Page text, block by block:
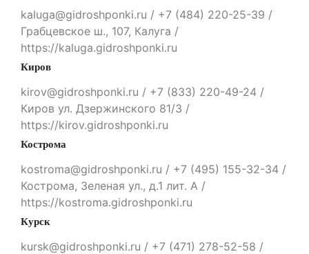
kaluga@gidroshponki.ru / +7 (484) 220-25-39 /
Грабцевское ш., 107, Калуга /
https://kaluga.gidroshponki.ru
Киров
kirov@gidroshponki.ru / +7 (833) 220-49-24 /
Киров ул. Дзержинского 81/3 /
https://kirov.gidroshponki.ru
Кострома
kostroma@gidroshponki.ru / +7 (495) 155-32-34 /
Кострома, Зеленая ул., д.1 лит. А /
https://kostroma.gidroshponki.ru
Курск
kursk@gidroshponki.ru / +7 (471) 278-52-58 /